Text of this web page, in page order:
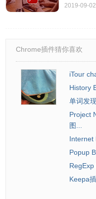
2019-09-02
Chrome插件猜你喜欢
iTour
History
单词发
Project
图...
Internet
Popup
RegExp
Keepa